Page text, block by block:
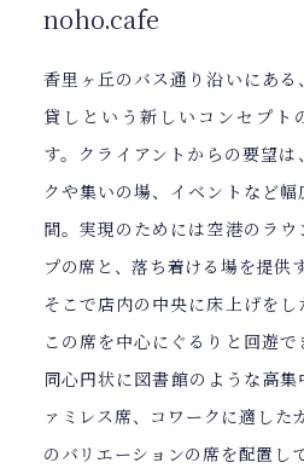
noho.cafe
香里ヶ丘のバス通り沿いにあ
貸しという新しいコンセプト
す。クライアントからの要望
クや集いの場、イベントなど
間。実現のためには空港のラウ
プの席と、落ち着ける場を提供
そこで店内の中央に床上げをし
この席を中心にぐるりと回遊で
同心円状に図書館のような高
ァミレス席、コワークに適した
のバリエーションの席を配置し